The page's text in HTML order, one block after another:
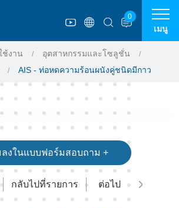
เมนู
0
ช้งาน
อุตสาหกรรมและโซลูชั่น
AIS - ท่อหดความร้อนผนังคู่ชนิดมีกาว
ลงในแบบฟอร์มสอบถาม +
กลับไปที่รายการ ต่อไป